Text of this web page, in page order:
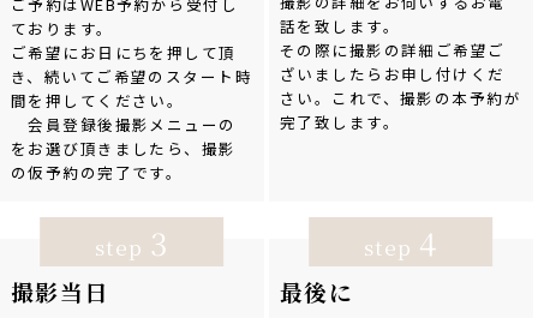
ております。
ご希望にお日にちを押して頂
き、続いてご希望のスタート時
間を押してください。
会員登録後撮影メニューの
をお選び頂きましたら、撮影
の仮予約の完了です。
話を致します。
その際に撮影の詳細ご希望ご
ざいましたらお申し付けくだ
さい。これで、撮影の本予約が
完了致します。
撮影当日
step 3
最後に
step 4